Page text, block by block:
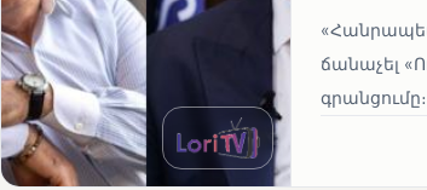
ճանաչել
գրանցումը։